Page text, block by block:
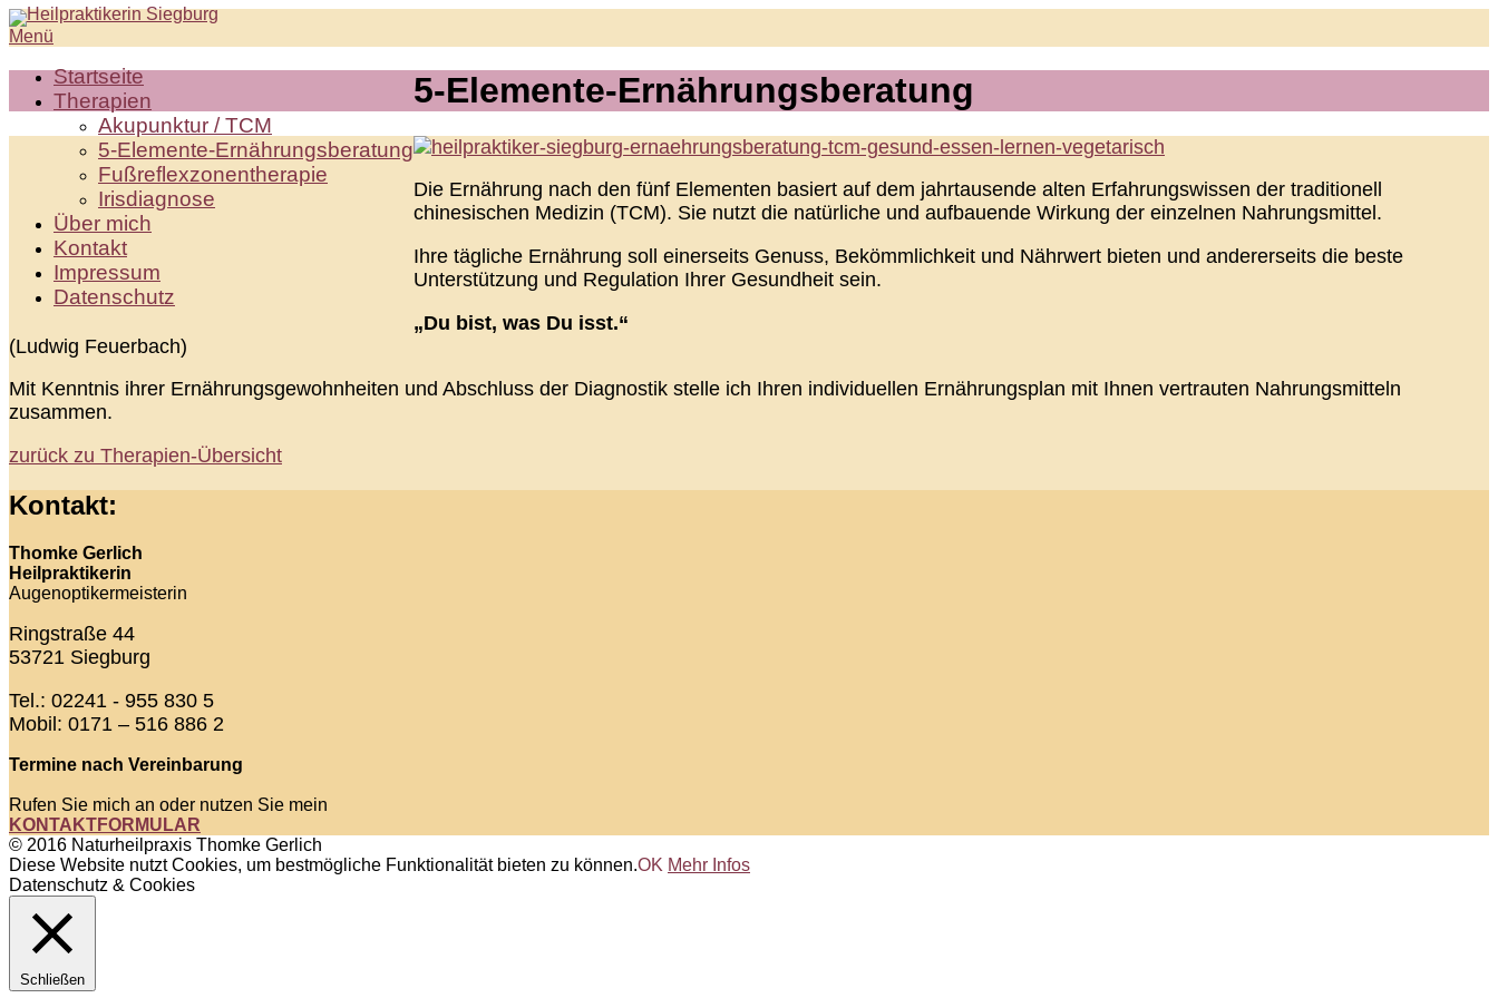
Zum
Inhalt
Menü
Startseite
Therapien
Akupunktur / TCM
5-Elemente-Ernährungsberatung
Fußreflexzonentherapie
Irisdiagnose
Über mich
Kontakt
Impressum
Datenschutz
5-Elemente-Ernährungsberatung
Die Ernährung nach den fünf Elementen basiert auf dem jahrtausende alten Erfahrungswissen der traditionell
chinesischen Medizin (TCM). Sie nutzt die natürliche und aufbauende Wirkung der einzelnen Nahrungsmittel.
Ihre tägliche Ernährung soll einerseits Genuss, Bekömmlichkeit und Nährwert bieten und andererseits die beste
Unterstützung und Regulation Ihrer Gesundheit sein.
„Du bist, was Du isst.“
(Ludwig Feuerbach)
Mit Kenntnis ihrer Ernährungsgewohnheiten und Abschluss der Diagnostik stelle ich Ihren individuellen Ernährungsplan mit Ihnen vertrauten Nahrungsmitteln
zusammen.
zurück zu Therapien-Übersicht
Kontakt:
Thomke Gerlich
Heilpraktikerin
Augenoptikermeisterin
Ringstraße 44
53721 Siegburg
Tel.: 02241 - 955 830 5
Mobil: 0171 – 516 886 2
Termine nach Vereinbarung
Rufen Sie mich an oder nutzen Sie mein
KONTAKTFORMULAR
© 2016 Naturheilpraxis Thomke Gerlich
Diese Website nutzt Cookies, um bestmögliche Funktionalität bieten zu können.OK Mehr Infos
Datenschutz & Cookies
Schließen